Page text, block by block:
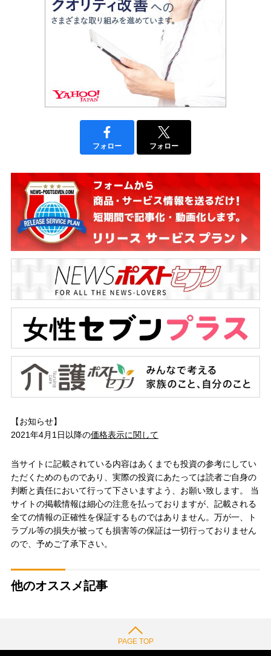
フォロー フォロー
【お知らせ】
2021年4月1日以降の価格表示に関して
当サイトに記載されている内容はあくまでも投資の参考にしてい
ただくためのものであり、実際の投資にあたっては読者ご自身の
判断と責任において行って下さいますよう、お願い致します。 当
サイトの掲載情報は細心の注意を払っておりますが、記載される
全ての情報の正確性を保証するものではありません。万が一、ト
ラブル等の損失が被っても損害等の保証は一切行っておりません
ので、予めご了承下さい。
他のオススメ記事
PAGE TOP